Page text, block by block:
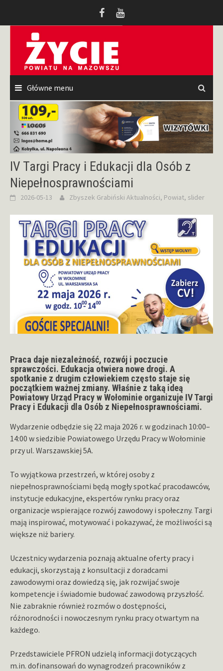
Główne menu
IV Targi Pracy i Edukacji dla Osób z
Niepełnosprawnościami
2026-05-13 Zbyszek Grabiński Aktualności, Powiat, slider
Praca daje niezależność, rozwój i poczucie
sprawczości. Edukacja otwiera nowe drogi. A
spotkanie z drugim człowiekiem często staje się
początkiem ważnej zmiany. Właśnie z taką ideą
Powiatowy Urząd Pracy w Wołominie organizuje IV Targi
Pracy i Edukacji dla Osób z Niepełnosprawnościami.
Wydarzenie odbędzie się 22 maja 2026 r. w godzinach 10:00–
14:00 w siedzibie Powiatowego Urzędu Pracy w Wołominie
przy ul. Warszawskiej 5A.
To wyjątkowa przestrzeń, w której osoby z
niepełnosprawnościami będą mogły spotkać pracodawców,
instytucje edukacyjne, ekspertów rynku pracy oraz
organizacje wspierające rozwój zawodowy i społeczny. Targi
mają inspirować, motywować i pokazywać, że możliwości są
większe niż bariery.
Uczestnicy wydarzenia poznają aktualne oferty pracy i
edukacji, skorzystają z konsultacji z doradcami
zawodowymi oraz dowiedzą się, jak rozwijać swoje
kompetencje i świadomie budować zawodową przyszłość.
Nie zabraknie również rozmów o dostępności,
różnorodności i nowoczesnym rynku pracy otwartym na
każdego.
Przedstawiciele PFRON udzielą informacji dotyczących
m.in. dofinansowań do wynagrodzeń pracowników z